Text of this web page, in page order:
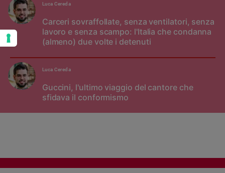
Carceri sovraffollate, senza ventilatori, senza
lavoro e senza scampo: l'Italia che condanna
(almeno) due volte i detenuti
Luca Cereda
Guccini, l'ultimo viaggio del cantore che
sfidava il conformismo
Luca Cereda